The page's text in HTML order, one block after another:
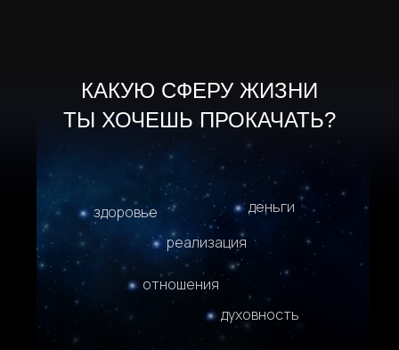
КАКУЮ СФЕРУ ЖИЗНИ
ТЫ ХОЧЕШЬ ПРОКАЧАТЬ?
духовность
отношения
реализация
здоровье деньги